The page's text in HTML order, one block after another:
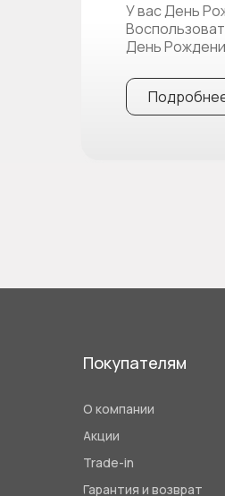
У вас День
День
О компании
Акции
Trade-in
Гарантия и возврат
Покупателям